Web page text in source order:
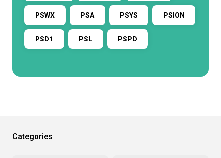
PSWX PSA PSYS PSION
PSD1 PSL PSPD
Categories